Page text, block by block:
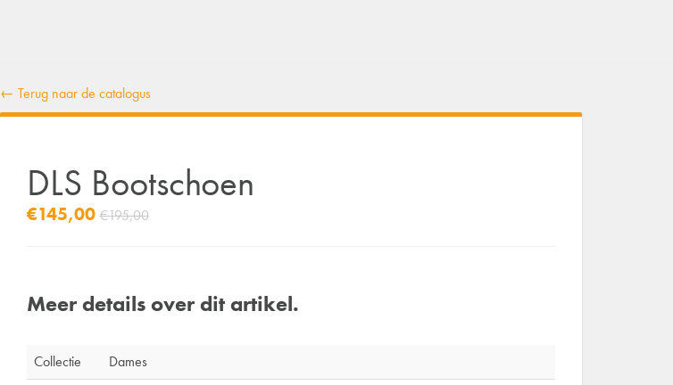
← Terug naar de catalogus
DLS Bootschoen
€145,00€195,00
Meer details over dit artikel.
Collectie
Dames